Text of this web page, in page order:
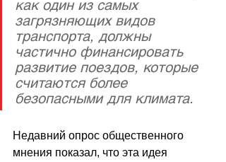
как один из самых
загрязняющих видов
транспорта, должны
частично финансировать
развитие поездов, которые
считаются более
безопасными для климата.
Недавний опрос общественного
мнения показал, что эта идея